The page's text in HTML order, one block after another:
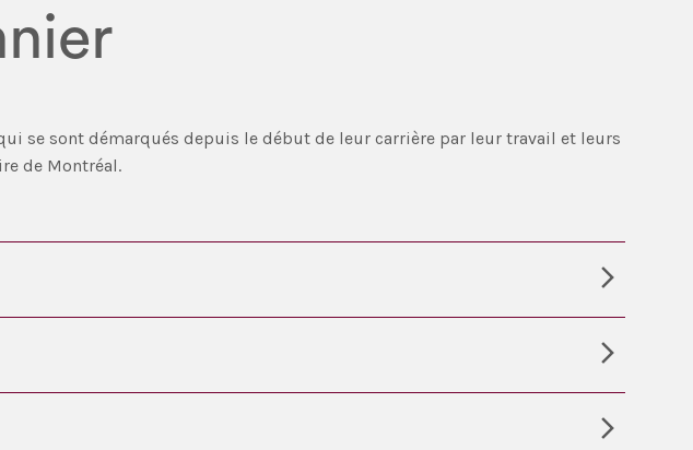
se sont démarqués depuis le début de leur carrière par leur travail et leurs
de Montréal.